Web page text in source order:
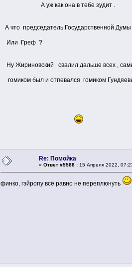
А уж как она в тебе зудит .
А что председатель Государственной
Или Греф ?
Ну Жириновский свалил дальше всех ,
гомиком был и отпевался гомиком
Re: Помойка
« Ответ #5588 : 15 Апреля 2022,
финко, гэйропу всё равно не переплюнуть